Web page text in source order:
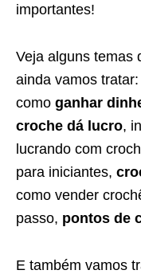
importantes!
Veja alguns temas
ainda vamos tratar:
como ganhar
croche dá lucro,
lucrando com
para iniciantes,
como vender
passo, pontos de
E também vamos